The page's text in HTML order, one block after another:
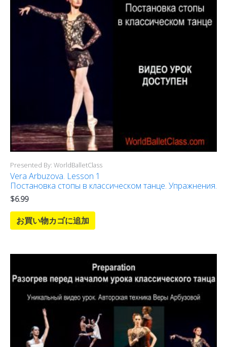
Presented By: WorldBalletClass
Vera Arbuzova. Lesson 1
Постановка стопы в классическом танце. Упражнения.
$6.99
お買い物カゴに追加